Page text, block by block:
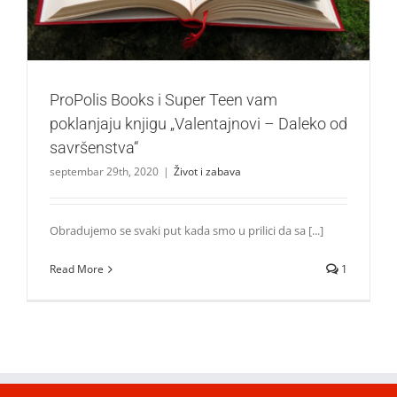
ProPolis Books i Super Teen vam
poklanjaju knjigu „Valentajnovi – Daleko od
savršenstva“
septembar 29th, 2020 | Život i zabava
Obradujemo se svaki put kada smo u prilici da sa [...]
Read More 1